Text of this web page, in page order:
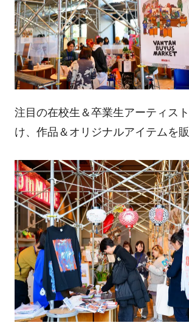
注目の在校生＆卒業生アーティス
け、作品＆オリジナルアイテムを販